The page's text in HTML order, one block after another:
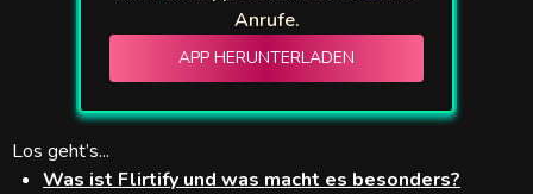
Anrufe.
APP HERUNTERLADEN
Los geht’s...
Was ist Flirtify und was macht es besonders?
Omegle